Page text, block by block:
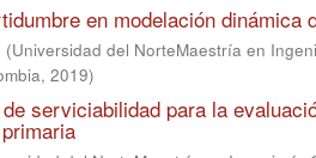
en modelación dinámica
(Universidad del NorteMaestría en
, 2019)
serviciabilidad para la